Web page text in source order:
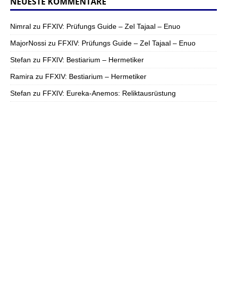
Nimral zu FFXIV: Prüfungs Guide – Zel Tajaal – Enuo
MajorNossi zu FFXIV: Prüfungs Guide – Zel Tajaal – Enuo
Stefan zu FFXIV: Bestiarium – Hermetiker
Ramira zu FFXIV: Bestiarium – Hermetiker
Stefan zu FFXIV: Eureka-Anemos: Reliktausrüstung